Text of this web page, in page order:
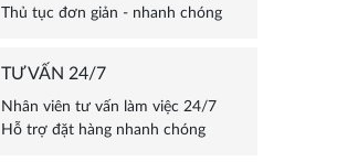
Thủ tục đơn giản - nhanh chóng
TƯ VẤN 24/7
Nhân viên tư vấn làm việc 24/7
Hỗ trợ đặt hàng nhanh chóng